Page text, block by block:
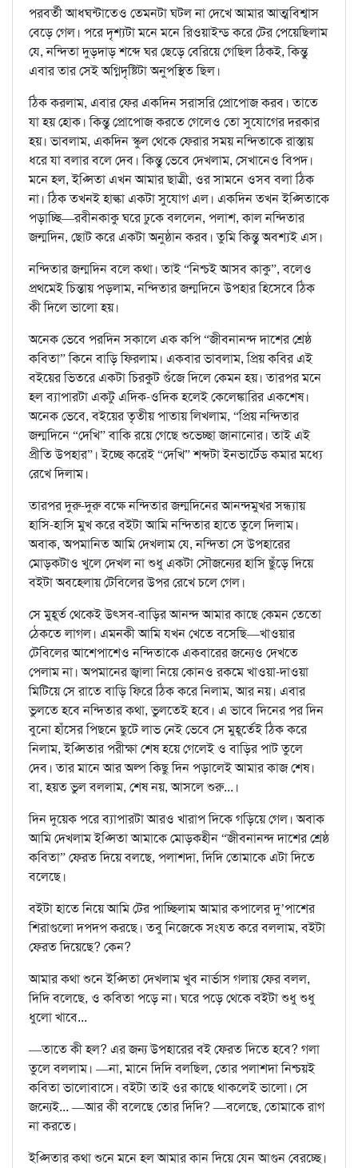
পরবর্তী আধঘন্টাতেও তেমনটা ঘটল না দেখে আমার আত্মবিশ্বাস
বেড়ে গেল। পরে দৃশ্যটা মনে মনে রিওয়াইন্ড করে টের পেয়েছিলাম
যে, নন্দিতা দুড়দাড় শব্দে ঘর ছেড়ে বেরিয়ে গেছিল ঠিকই, কিন্তু
এবার তার সেই অগ্নিদৃষ্টিটা অনুপস্থিত ছিল।
ঠিক করলাম, এবার ফের একদিন সরাসরি প্রোপোজ করব। তাতে
যা হয় হোক। কিন্তু প্রোপোজ করতে গেলেও তো সুযোগের দরকার
হয়। ভাবলাম, একদিন স্কুল থেকে ফেরার সময় নন্দিতাকে রাস্তায়
ধরে যা বলার বলে দেব। কিন্তু ভেবে দেখলাম, সেখানেও বিপদ।
মনে হল, ইপ্সিতা এখন আমার ছাত্রী, ওর সামনে ওসব বলা ঠিক
না। ঠিক তখনই হাল্কা একটা সুযোগ এল। একদিন তখন ইপ্সিতাকে
পড়াচ্ছি—রবীনকাকু ঘরে ঢুকে বললেন, পলাশ, কাল নন্দিতার
জন্মদিন, ছোট করে একটা অনুষ্ঠান করব। তুমি কিন্তু অবশ্যই এস।
নন্দিতার জন্মদিন বলে কথা। তাই “নিশ্চই আসব কাকু”, বলেও
প্রথমেই চিন্তায় পড়লাম, নন্দিতার জন্মদিনে উপহার হিসেবে ঠিক
কী দিলে ভালো হয়।
অনেক ভেবে পরদিন সকালে এক কপি “জীবনানন্দ দাশের শ্রেষ্ঠ
কবিতা” কিনে বাড়ি ফিরলাম। একবার ভাবলাম, প্রিয় কবির এই
বইয়ের ভিতরে একটা চিরকুট গুঁজে দিলে কেমন হয়। তারপর মনে
হল ব্যাপারটা একটু এদিক-ওদিক হলেই কেলেঙ্কারির একশেষ।
অনেক ভেবে, বইয়ের তৃতীয় পাতায় লিখলাম, “প্রিয় নন্দিতার
জন্মদিনে “দেখি” বাকি রয়ে গেছে শুভেচ্ছা জানানোর। তাই এই
প্রীতি উপহার”। ইচ্ছে করেই “দেখি” শব্দটা ইনভার্টেড কমার মধ্যে
রেখে দিলাম।
তারপর দুরু-দুরু বক্ষে নন্দিতার জন্মদিনের আনন্দমুখর সন্ধ্যায়
হাসি-হাসি মুখ করে বইটা আমি নন্দিতার হাতে তুলে দিলাম।
অবাক, অপমানিত আমি দেখলাম যে, নন্দিতা সে উপহারের
মোড়কটাও খুলে দেখল না শুধু একটা সৌজন্যের হাসি ছুঁড়ে দিয়ে
বইটা অবহেলায় টেবিলের উপর রেখে চলে গেল।
সে মুহূর্ত থেকেই উৎসব-বাড়ির আনন্দ আমার কাছে কেমন তেতো
ঠেকতে লাগল। এমনকী আমি যখন খেতে বসেছি—খাওয়ার
টেবিলের আশেপাশেও নন্দিতাকে একবারের জন্যেও দেখতে
পেলাম না। অপমানের জ্বালা নিয়ে কোনও রকমে খাওয়া-দাওয়া
মিটিয়ে সে রাতে বাড়ি ফিরে ঠিক করে নিলাম, আর নয়। এবার
ভুলতে হবে নন্দিতার কথা, ভুলতেই হবে। এ ভাবে দিনের পর দিন
বুনো হাঁসের পিছনে ছুটে লাভ নেই ভেবে সে মুহূর্তেই ঠিক করে
নিলাম, ইপ্সিতার পরীক্ষা শেষ হয়ে গেলেই ও বাড়ির পাট তুলে
দেব। তার মানে আর অল্প কিছু দিন পড়ালেই আমার কাজ শেষ।
বা, হয়ত ভুল বললাম, শেষ নয়, আসলে শুরু...।
দিন দুয়েক পরে ব্যাপারটা আরও খারাপ দিকে গড়িয়ে গেল। অবাক
আমি দেখলাম ইপ্সিতা আমাকে মোড়কহীন “জীবনানন্দ দাশের শ্রেষ্ঠ
কবিতা” ফেরত দিয়ে বলছে, পলাশদা, দিদি তোমাকে এটা দিতে
বলেছে।
বইটা হাতে নিয়ে আমি টের পাচ্ছিলাম আমার কপালের দু’পাশের
শিরাগুলো দপদপ করছে। তবু নিজেকে সংযত করে বললাম, বইটা
ফেরত দিয়েছে? কেন?
আমার কথা শুনে ইপ্সিতা দেখলাম খুব নার্ভাস গলায় ফের বলল,
দিদি বলেছে, ও কবিতা পড়ে না। ঘরে পড়ে থেকে বইটা শুধু শুধু
ধুলো খাবে...
—তাতে কী হল? এর জন্য উপহারের বই ফেরত দিতে হবে? গলা
তুলে বললাম। —না, মানে দিদি বলছিল, তোর পলাশদা নিশ্চয়ই
কবিতা ভালোবাসে। বইটা তাই ওর কাছে থাকলেই ভালো। সে
জন্যেই... —আর কী বলেছে তোর দিদি? —বলেছে, তোমাকে রাগ
না করতে।
ইপ্সিতার কথা শুনে মনে হল আমার কান দিয়ে যেন আগুন বেরচ্ছে।